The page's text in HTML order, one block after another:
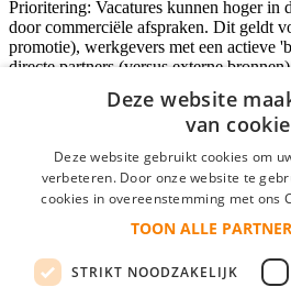
Prioritering: Vacatures kunnen hoger in
door commerciële afspraken. Dit geldt
promotie), werkgevers met een actieve
directe partners (versus externe
Inloggen als bedrijf
*
login gegevens onthouden
Deze website
van
Deze website gebruikt cookies om
verbeteren. Door onze website te
cookies in overeenstemming met ons
TOON ALLE
STRIKT NOODZAKELIJK